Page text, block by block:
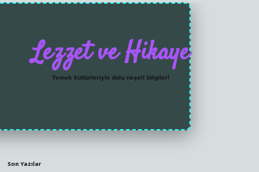
Lezzet ve Hikaye
Yemek kültürleriyle dolu neşeli bilgiler!
Sidebar
Son Yazılar